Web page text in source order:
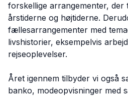
forskellige arrangementer, der
årstiderne og højtiderne.
fællesarrangementer med
livshistorier, eksempelvis
rejseoplevelser.
Året igennem tilbyder vi også
banko, modeopvisninger med